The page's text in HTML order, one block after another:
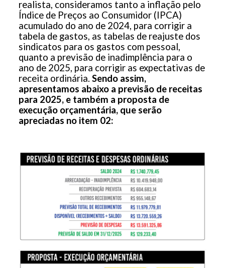
realista, consideramos tanto a inflação pelo
Índice de Preços ao Consumidor (IPCA)
acumulado do ano de 2024, para corrigir a
tabela de gastos, as tabelas de reajuste dos
sindicatos para os gastos com pessoal,
quanto a previsão de inadimplência para o
ano de 2025, para corrigir as expectativas de
receita ordinária. Sendo assim,
apresentamos abaixo a previsão de receitas
para 2025, e também a proposta de
execução orçamentária, que serão
apreciadas no item 02: